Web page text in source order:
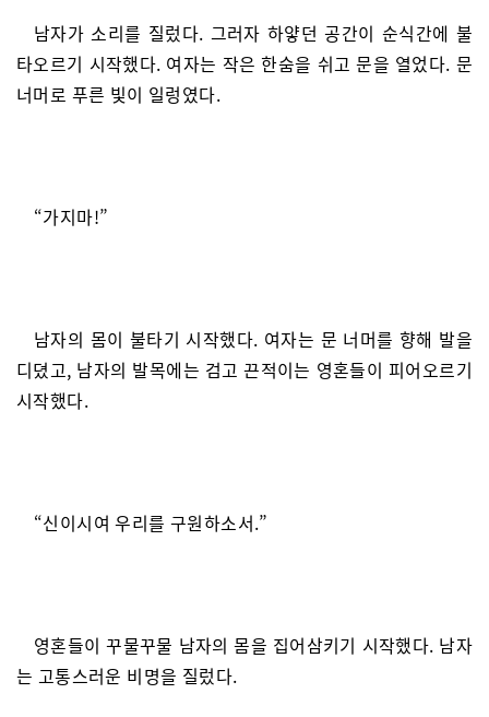
남자가 소리를 질렀다. 그러자 하얗던 공간이 순식간에 불
타오르기 시작했다. 여자는 작은 한숨을 쉬고 문을 열었다. 문
너머로 푸른 빛이 일렁였다.
“가지마!”
남자의 몸이 불타기 시작했다. 여자는 문 너머를 향해 발을
디뎠고, 남자의 발목에는 검고 끈적이는 영혼들이 피어오르기
시작했다.
“신이시여 우리를 구원하소서.”
영혼들이 꾸물꾸물 남자의 몸을 집어삼키기 시작했다. 남자
는 고통스러운 비명을 질렀다.